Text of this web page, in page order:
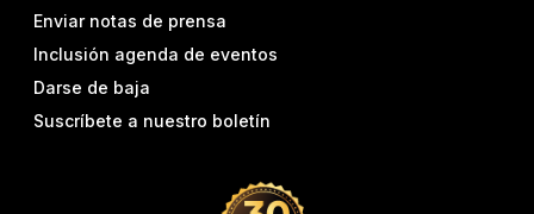
Enviar notas de prensa
Inclusión agenda de eventos
Darse de baja
Suscríbete a nuestro boletín